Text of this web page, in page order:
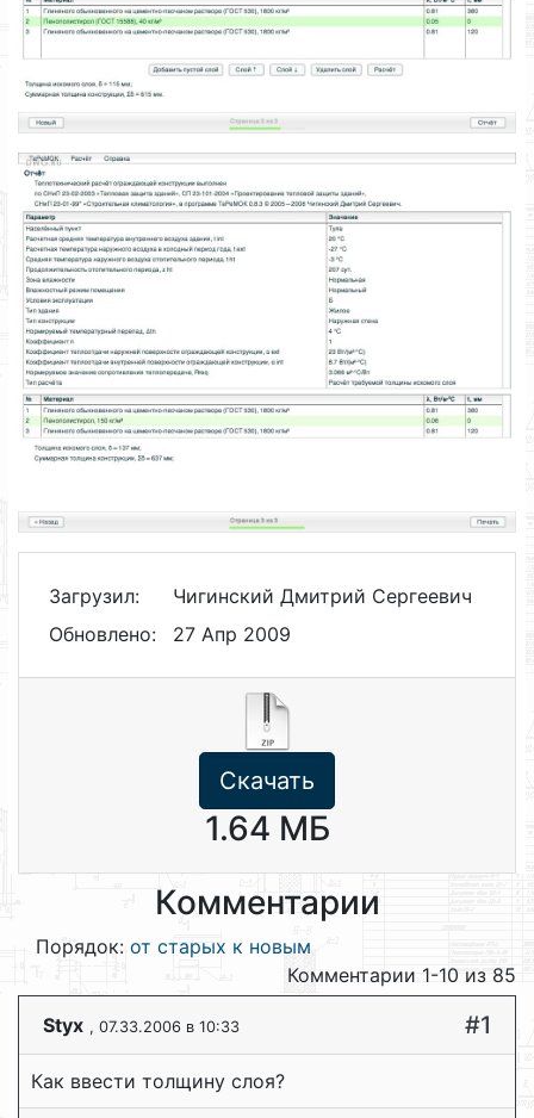
Загрузил:
Чигинский Дмитрий Сергеевич
Обновлено:
27 Апр 2009
Скачать
1.64 МБ
Комментарии
Порядок: от старых к новым
Комментарии 1-10 из 85
Styx , 07.33.2006 в 10:33 #1
Как ввести толщину слоя?